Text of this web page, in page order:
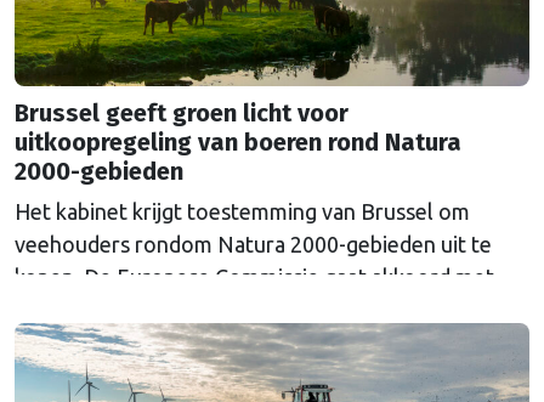
Brussel geeft groen licht voor
uitkoopregeling van boeren rond Natura
2000-gebieden
Het kabinet krijgt toestemming van Brussel om
veehouders rondom Natura 2000-gebieden uit te
kopen. De Europese Commissie gaat akkoord met